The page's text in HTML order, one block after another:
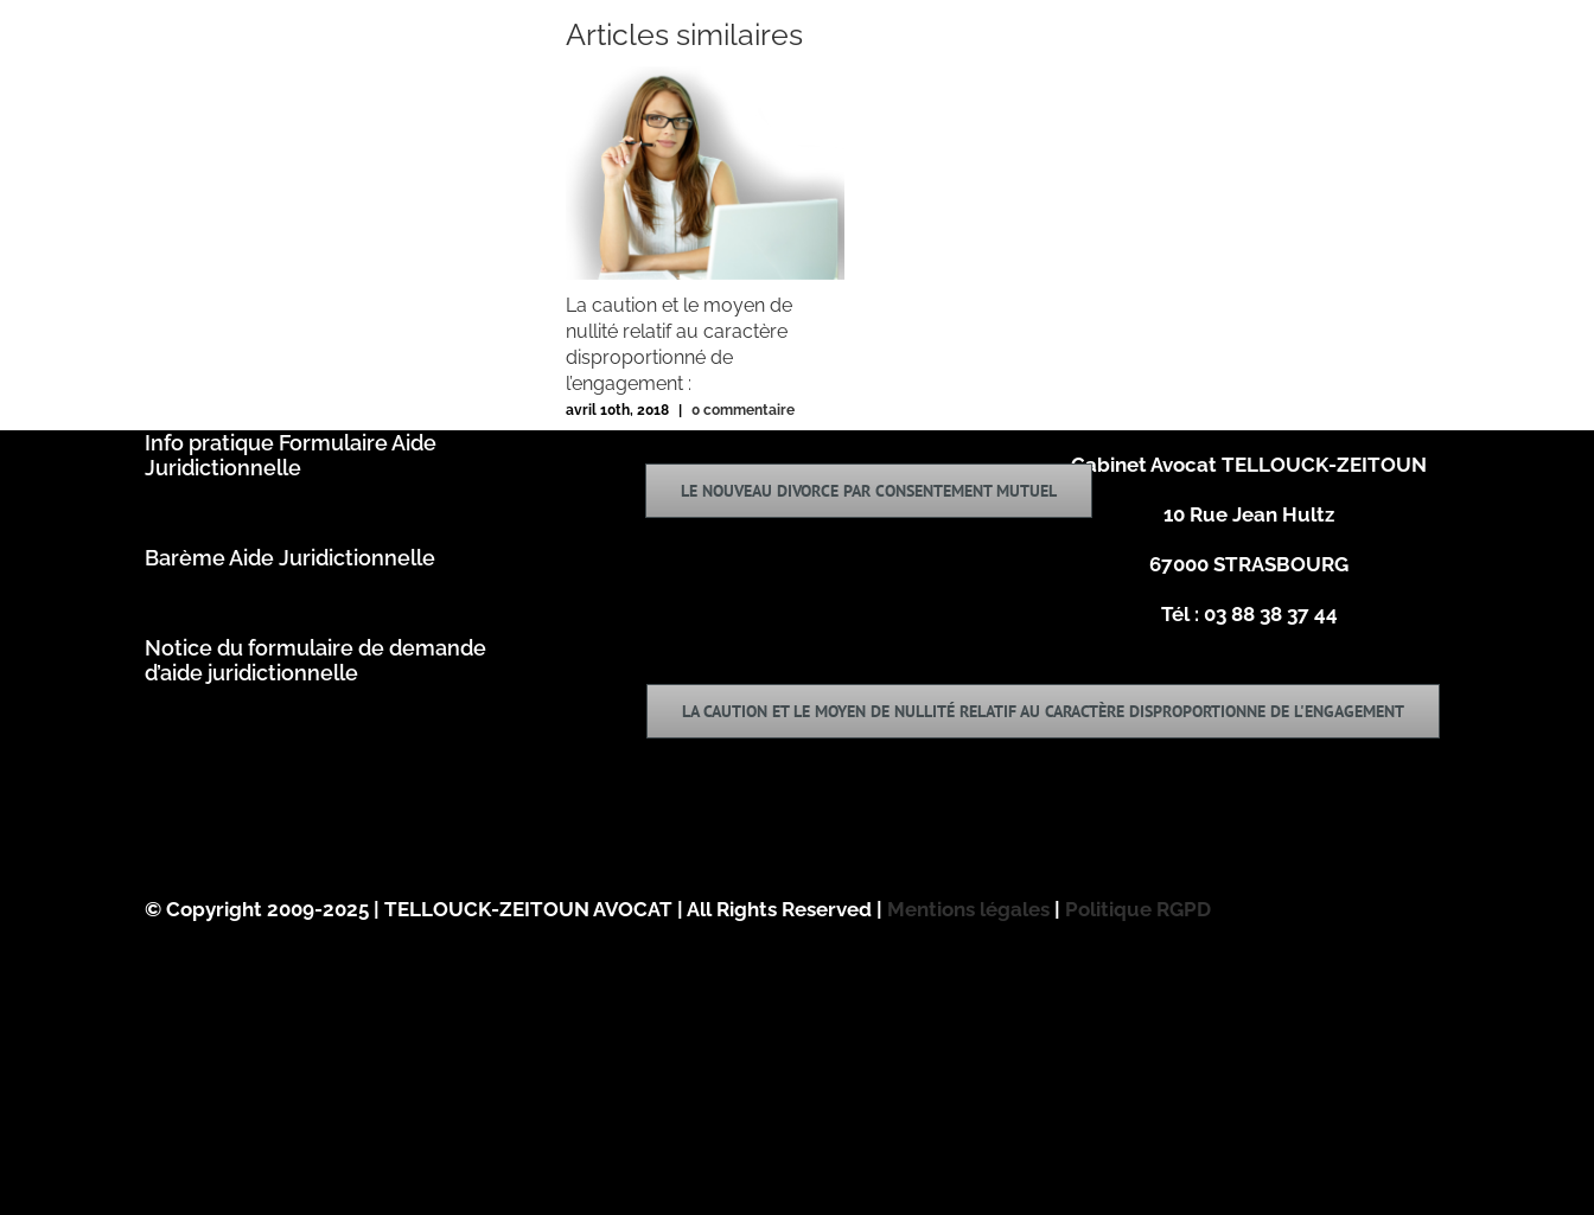
Articles similaires
La caution et le moyen de
nullité relatif au caractère
disproportionné de
l’engagement :
avril 10th, 2018 0 commentaire
Info pratique Formulaire Aide
Juridictionnelle
Barème Aide Juridictionnelle
Notice du formulaire de demande
d’aide juridictionnelle
LE NOUVEAU DIVORCE PAR CONSENTEMENT MUTUEL
LA CAUTION ET LE MOYEN DE NULLITÉ RELATIF AU CARACTÈRE DISPROPORTIONNE DE L'ENGAGEMENT
Cabinet Avocat TELLOUCK-ZEITOUN
10 Rue Jean Hultz
67000 STRASBOURG
Tél : 03 88 38 37 44
© Copyright 2009-2025 | TELLOUCK-ZEITOUN AVOCAT | All Rights Reserved | Mentions légales| Politique RGPD